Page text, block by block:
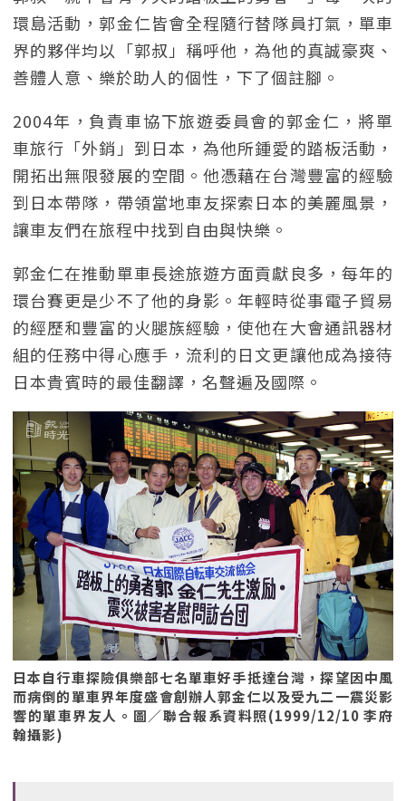
環島活動，郭金仁皆會全程隨行替隊員打氣，單車
界的夥伴均以「郭叔」稱呼他，為他的真誠豪爽、
善體人意、樂於助人的個性，下了個註腳。
2004年，負責車協下旅遊委員會的郭金仁，將單
車旅行「外銷」到日本，為他所鍾愛的踏板活動，
開拓出無限發展的空間。他憑藉在台灣豐富的經驗
到日本帶隊，帶領當地車友探索日本的美麗風景，
讓車友們在旅程中找到自由與快樂。
郭金仁在推動單車長途旅遊方面貢獻良多，每年的
環台賽更是少不了他的身影。年輕時從事電子貿易
的經歷和豐富的火腿族經驗，使他在大會通訊器材
組的任務中得心應手，流利的日文更讓他成為接待
日本貴賓時的最佳翻譯，名聲遍及國際。
日本自行車探險俱樂部七名單車好手抵達台灣，探望因中風
而病倒的單車界年度盛會創辦人郭金仁以及受九二一震災影
響的單車界友人。圖／聯合報系資料照(1999/12/10 李府
翰攝影)